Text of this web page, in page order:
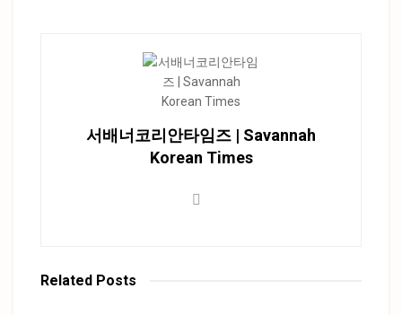
서배너코리안타임즈 | Savannah
Korean Times
Related Posts